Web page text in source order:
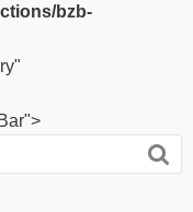
bzb-
